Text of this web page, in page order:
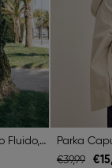
Vestido Comprido Fluido, Mulher, Castanho Escuro
€39,99 €